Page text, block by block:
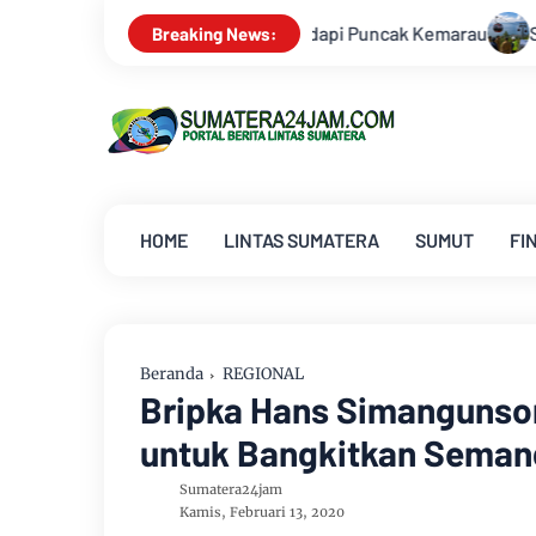
Breaking News:
Puncak Kemarau Survei Lapangan Dilakukan, Proyek
HOME LINTAS SUMATERA SUMUT
Beranda REGIONAL
Bripka Hans
untuk Bangkitkan
Sumatera24jam
Kamis, Februari 13, 2020